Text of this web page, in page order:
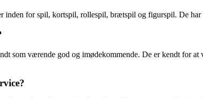
inden for spil, kortspil, rollespil, brætspil og figurspil. De har
som værende god og imødekommende. De er kendt for